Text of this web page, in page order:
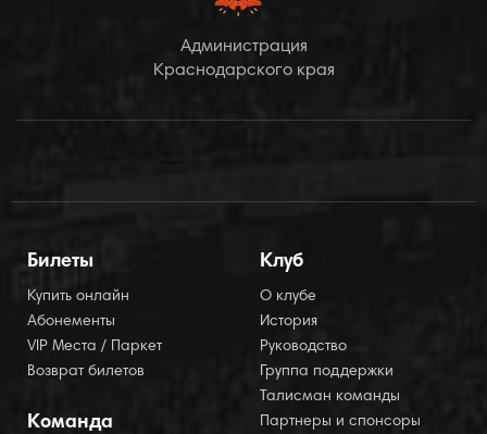
Администрация
Краснодарского края
Билеты
Купить онлайн
Абонементы
VIP Места / Паркет
Возврат билетов
Команда
Клуб
О клубе
История
Руководство
Группа поддержки
Талисман команды
Партнеры и спонсоры